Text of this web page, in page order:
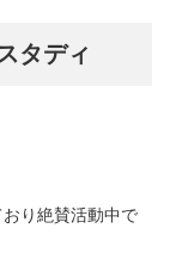
タディ
り絶賛活動中で